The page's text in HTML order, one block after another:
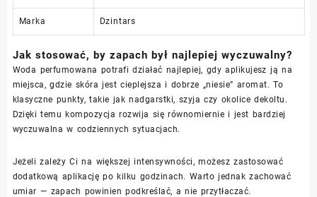
Marka Dzintars
Jak stosować, by zapach był najlepiej wyczuwalny?
Woda perfumowana potrafi działać najlepiej, gdy aplikujesz ją na
miejsca, gdzie skóra jest cieplejsza i dobrze „niesie” aromat. To
klasyczne punkty, takie jak nadgarstki, szyja czy okolice dekoltu.
Dzięki temu kompozycja rozwija się równomiernie i jest bardziej
wyczuwalna w codziennych sytuacjach.
Jeżeli zależy Ci na większej intensywności, możesz zastosować
dodatkową aplikację po kilku godzinach. Warto jednak zachować
umiar — zapach powinien podkreślać, a nie przytłaczać.